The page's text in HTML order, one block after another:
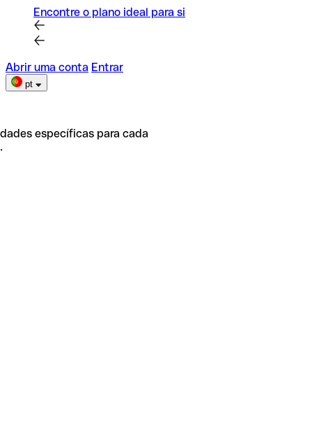
Encontre o plano ideal para si
Abrir uma conta Entrar
pt
específicas para cada